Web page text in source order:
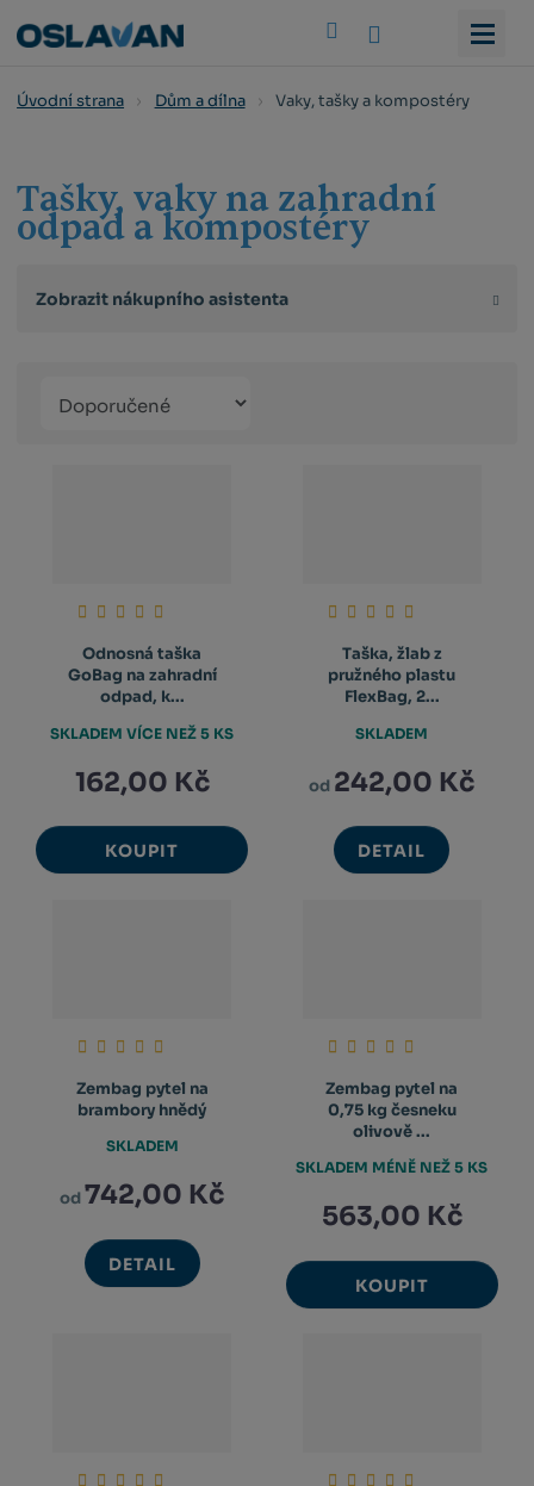
Úvodní strana Dům a dílna Vaky, tašky a kompostéry
Tašky, vaky na zahradní
odpad a kompostéry
Zobrazit nákupního asistenta
produktů
Odnosná taška
GoBag na zahradní
odpad, k...
162,00 Kč
KOUPIT
SKLADEM VÍCE NEŽ 5 KS
Taška, žlab z
pružného plastu
FlexBag, 2...
od 242,00 Kč
DETAIL
SKLADEM
Zembag pytel na
brambory hnědý
od742,00 Kč
DETAIL
SKLADEM
Zembag pytel na
0,75 kg česneku
olivově ...
563,00 Kč
KOUPIT
SKLADEM MÉNĚ NEŽ 5 KS